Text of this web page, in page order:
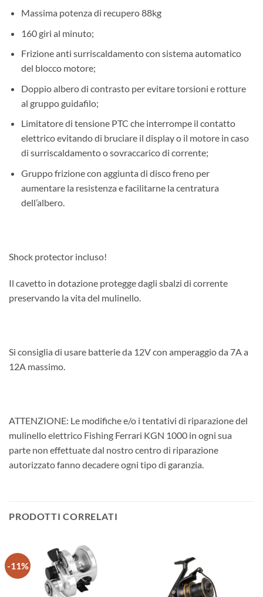
Massima potenza di recupero 88kg
160 giri al minuto;
Frizione anti surriscaldamento con sistema automatico
del blocco motore;
Doppio albero di contrasto per evitare torsioni e rotture
al gruppo guidafilo;
Limitatore di tensione PTC che interrompe il contatto
elettrico evitando di bruciare il display o il motore in caso
di surriscaldamento o sovraccarico di corrente;
Gruppo frizione con aggiunta di disco freno per
aumentare la resistenza e facilitarne la centratura
dell’albero.
Shock protector incluso!
Il cavetto in dotazione protegge dagli sbalzi di corrente
preservando la vita del mulinello.
Si consiglia di usare batterie da 12V con amperaggio da 7A a
12A massimo.
ATTENZIONE: Le modifiche e/o i tentativi di riparazione del
mulinello elettrico Fishing Ferrari KGN 1000 in ogni sua
parte non effettuate dal nostro centro di riparazione
autorizzato fanno decadere ogni tipo di garanzia.
PRODOTTI CORRELATI
-11%